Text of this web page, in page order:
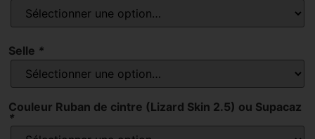
Selle *
Couleur Ruban de cintre (Lizard Skin 2.5) ou Supacaz
*